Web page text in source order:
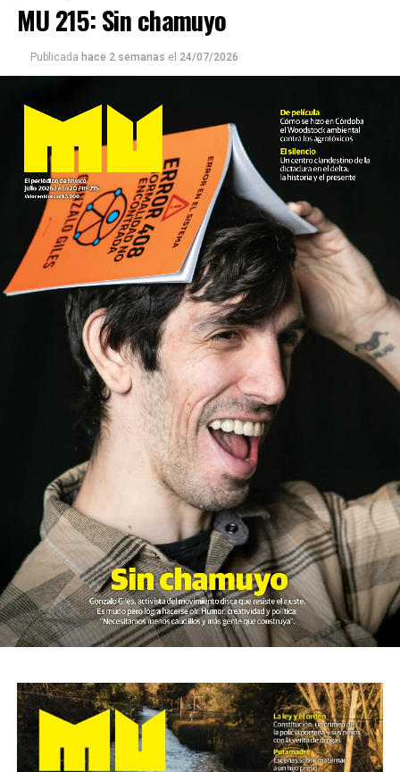
MU 215: Sin chamuyo
Publicada hace 2 semanas el 24/07/2026